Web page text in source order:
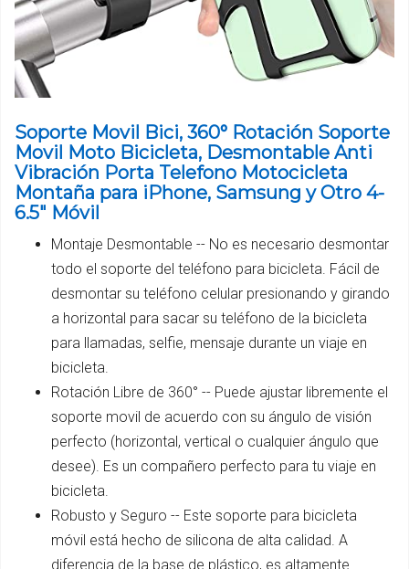
Soporte Movil Bici, 360° Rotación Soporte
Movil Moto Bicicleta, Desmontable Anti
Vibración Porta Telefono Motocicleta
Montaña para iPhone, Samsung y Otro 4-
6.5" Móvil
Montaje Desmontable -- No es necesario desmontar
todo el soporte del teléfono para bicicleta. Fácil de
desmontar su teléfono celular presionando y girando
a horizontal para sacar su teléfono de la bicicleta
para llamadas, selfie, mensaje durante un viaje en
bicicleta.
Rotación Libre de 360° -- Puede ajustar libremente el
soporte movil de acuerdo con su ángulo de visión
perfecto (horizontal, vertical o cualquier ángulo que
desee). Es un compañero perfecto para tu viaje en
bicicleta.
Robusto y Seguro -- Este soporte para bicicleta
móvil está hecho de silicona de alta calidad. A
diferencia de la base de plástico, es altamente